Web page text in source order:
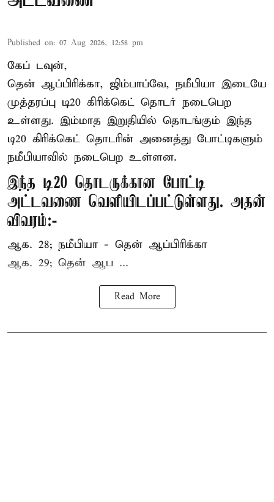
Published on: 07 Aug 2026, 12:58 pm
கேப் டவுன்,
தென் ஆப்பிரிக்கா, ஜிம்பாப்வே, நமீபியா இடையே
முத்தரப்பு டி20 கிரிக்கெட் தொடர் நடைபெற
உள்ளது. இம்மாத இறுதியில் தொடங்கும் இந்த
டி20 கிரிக்கெட் தொடரின் அனைத்து போட்டிகளும்
நமீபியாவில் நடைபெற உள்ளன.
இந்த டி20 தொடருக்கான போட்டி
அட்டவணை வெளியிடப்பட்டுள்ளது. அதன்
விவரம்:-
ஆக. 28; நமீபியா - தென் ஆப்பிரிக்கா
ஆக. 29; தென் ஆப ...
Read More